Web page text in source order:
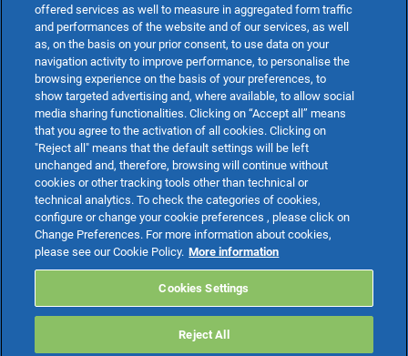
Massima interattività con il
commercialista
Il commercialista può accedere all’account del proprio
cliente per gestire direttamente le fatture di acquisto e
di vendita o per inviare il modello F24 che il cliente deve
pagare.
offered services as well to measure in aggregated form traffic
and performances of the website and of our services, as well
as, on the basis on your prior consent, to use data on your
navigation activity to improve performance, to personalise the
browsing experience on the basis of your preferences, to
show targeted advertising and, where available, to allow social
media sharing functionalities. Clicking on “Accept all” means
that you agree to the activation of all cookies. Clicking on
"Reject all" means that the default settings will be left
unchanged and, therefore, browsing will continue without
cookies or other tracking tools other than technical or
technical analytics. To check the categories of cookies,
configure or change your cookie preferences , please click on
Change Preferences. For more information about cookies,
please see our Cookie Policy. More information
Cookies Settings
Reject All